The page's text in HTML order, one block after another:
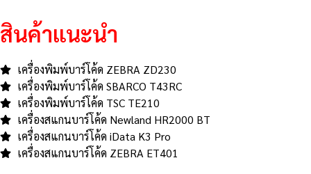
สินค้าแนะนำ
เครื่องพิมพ์บาร์โค้ด ZEBRA ZD230
เครื่องพิมพ์บาร์โค้ด SBARCO T43RC
เครื่องพิมพ์บาร์โค้ด TSC TE210
เครื่องสแกนบาร์โค้ด Newland HR2000 BT
เครื่องสแกนบาร์โค้ด iData K3 Pro
เครื่องสแกนบาร์โค้ด ZEBRA ET401